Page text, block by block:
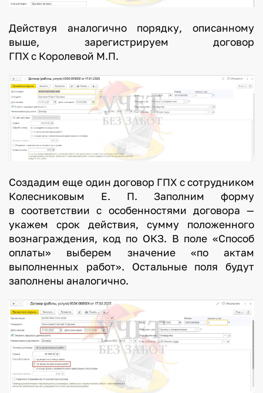
Действуя аналогично порядку, описанному
выше, зарегистрируем договор
ГПХ с Королевой М.П.
Создадим еще один договор ГПХ с сотрудником
Колесниковым Е. П. Заполним форму
в соответствии с особенностями договора —
укажем срок действия, сумму положенного
вознаграждения, код по ОКЗ. В поле «Способ
оплаты» выберем значение «по актам
выполненных работ». Остальные поля будут
заполнены аналогично.